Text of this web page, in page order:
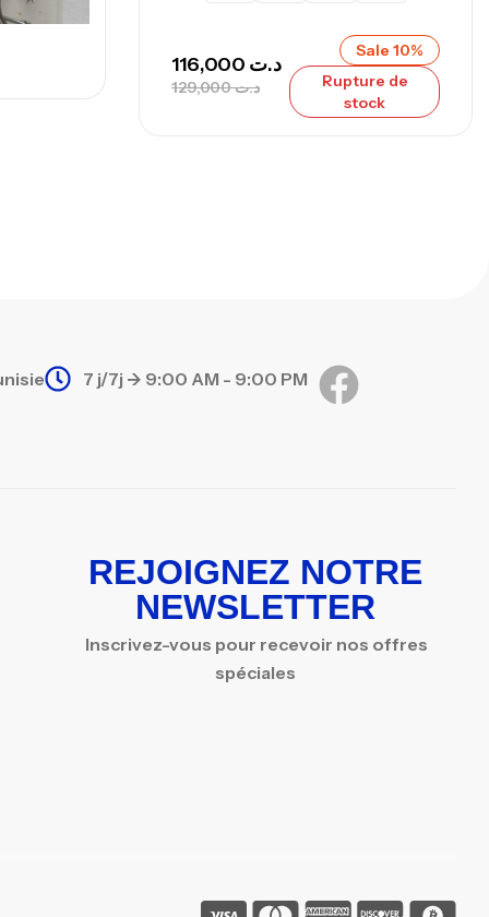
د.ت129,000
د.ت
Sale 10%
Rupture de
stock
7 j/7j -> 9:00 AM - 9:00 PM
REJOIGNEZ NOTRE
NEWSLETTER
Inscrivez-vous pour recevoir nos offres
spéciales